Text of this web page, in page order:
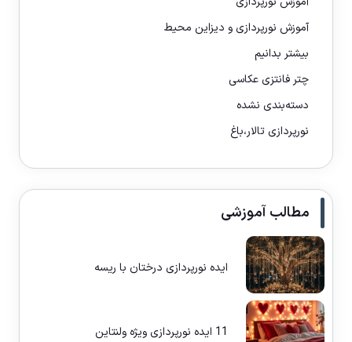
آموزش نورپردازی و دیزاین محیط
بیشتر بدانیم
چتر فانتزی عکاسی
دسته‌بندی نشده
نورپردازی تالار،باغ
مطالب آموزشی
ایده نورپردازی درختان با ریسه
11 ایده نورپردازی ویژه ولنتاین